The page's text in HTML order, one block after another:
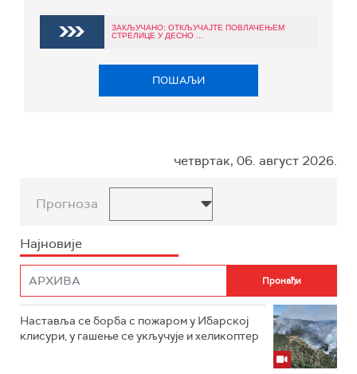
ЗАКЉУЧАНО: ОТКЉУЧАЈТЕ ПОВЛАЧЕЊЕМ
СТРЕЛИЦЕ У ДЕСНО ...
ПОШАЉИ
четвртак, 06. август 2026.
Прогноза
Најновије
Наставља се борба с пожаром у Ибарској
клисури, у гашење се укључује и хеликоптер